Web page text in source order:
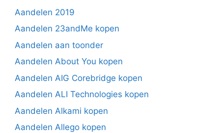
Aandelen 2019
Aandelen 23andMe kopen
Aandelen aan toonder
Aandelen About You kopen
Aandelen AIG Corebridge kopen
Aandelen ALI Technologies kopen
Aandelen Alkami kopen
Aandelen Allego kopen